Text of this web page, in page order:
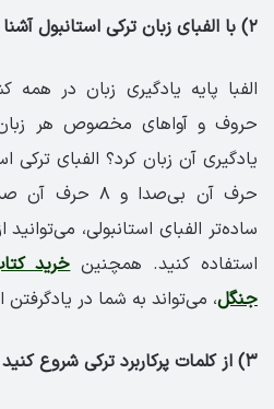
۲) با الفبای زبان ترکی استانبول آشنا شوید
الفبا پایه یادگیری زبان در
حروف و آواهای مخصوص هر
حرف آن بی‌صدا و
ساده‌تر الفبای استانبولی،
استفاده کنید. همچنینخرید
جنگل، می‌تواند به شما در
۳) از کلمات پرکاربرد ترکی شروع کنید